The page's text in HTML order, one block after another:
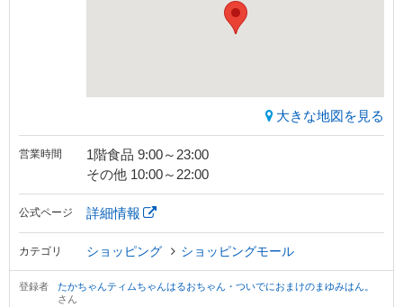
大きな地図を見る
営業時間
1階食品 9:00～23:00
その他 10:00～22:00
公式ページ 詳細情報
カテゴリ ショッピング ショッピングモール
登録者
たかちゃんティムちゃんはるおちゃん・ついでにおまけのまゆみはん。
さん